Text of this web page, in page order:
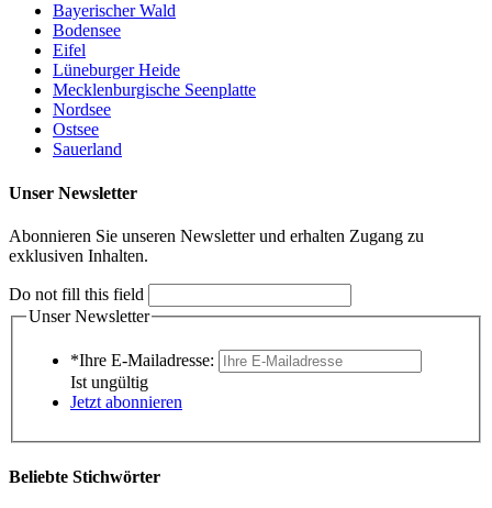
Bayerischer Wald
Bodensee
Eifel
Lüneburger Heide
Mecklenburgische Seenplatte
Nordsee
Ostsee
Sauerland
Unser Newsletter
Abonnieren Sie unseren Newsletter und erhalten Zugang zu
exklusiven Inhalten.
Do not fill this field
Unser Newsletter
*Ihre E-Mailadresse:
Ist ungültig
Jetzt abonnieren
Beliebte Stichwörter